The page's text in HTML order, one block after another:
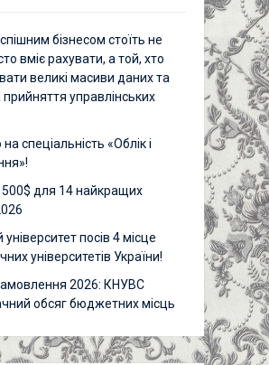
бізнесом стоїть не
вміє рахувати, а той, хто
великі масиви даних та
управлінських
спеціальність «Облік і
для 14 найкращих
посів 4 місце
університетів України!
2026: КНУВС
обсяг бюджетних місць